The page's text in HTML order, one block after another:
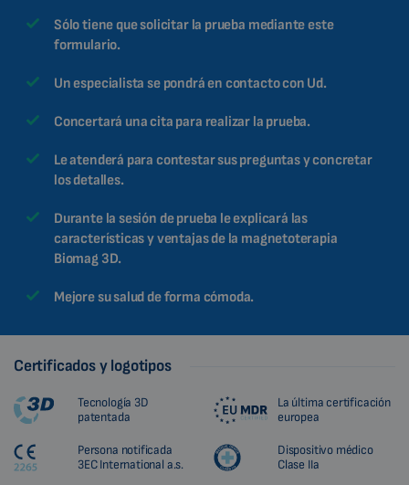
Sólo tiene que solicitar la prueba mediante este
formulario.
Un especialista se pondrá en contacto con Ud.
Concertará una cita para realizar la prueba.
Le atenderá para contestar sus preguntas y concretar
los detalles.
Durante la sesión de prueba le explicará las
características y ventajas de la magnetoterapia
Biomag 3D.
Mejore su salud de forma cómoda.
Certificados y logotipos
Tecnología 3D
patentada
La última certificación
europea
Persona notificada
3EC International a.s.
Dispositivo médico
Clase IIa